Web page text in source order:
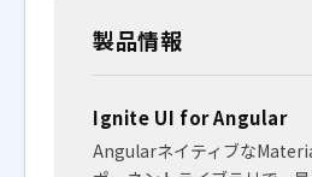
製品情報
Ignite UI for Angular
Angularネイティブな